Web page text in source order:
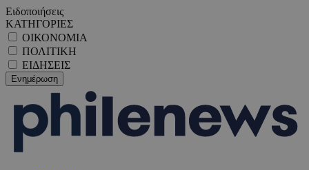
Ειδοποιήσεις
ΚΑΤΗΓΟΡΙΕΣ
ΟΙΚΟΝΟΜΙΑ
ΠΟΛΙΤΙΚΗ
ΕΙΔΗΣΕΙΣ